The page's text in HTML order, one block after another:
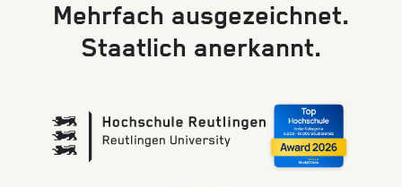
Mehrfach ausgezeichnet.
Staatlich anerkannt.